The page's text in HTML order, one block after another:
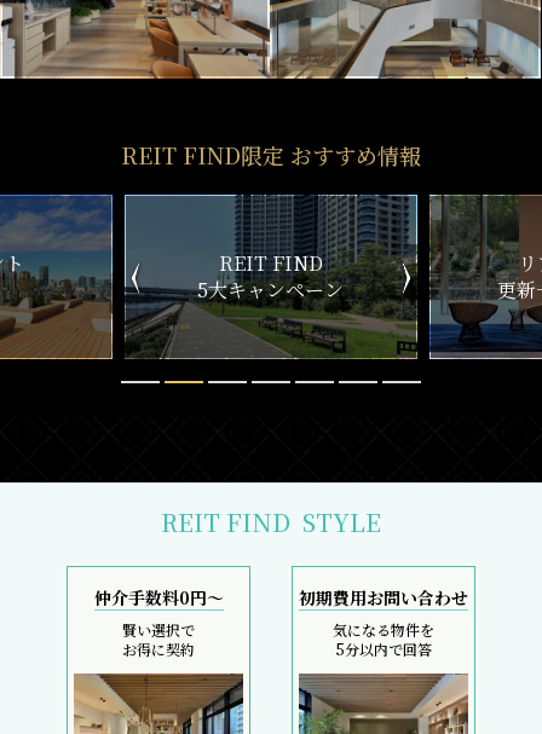
REIT FIND限定 おすすめ情報
ン
リアルタイム
更新一覧チェック
新
REIT FIND STYLE
仲介手数料0円～
賢い選択で
お得に契約
初期費用お問い合わせ
気になる物件を
5分以内で回答